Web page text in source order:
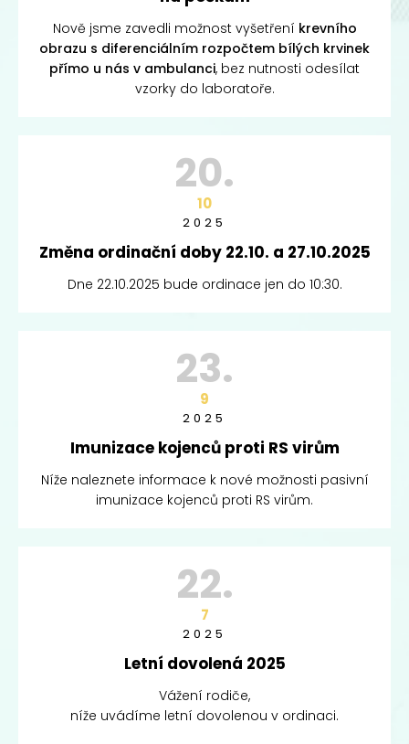
Nově jsme zavedli možnost vyšetření krevního
obrazu s diferenciálním rozpočtem bílých krvinek
přímo u nás v ambulanci, bez nutnosti odesílat
vzorky do laboratoře.
20.
10
2025
Změna ordinační doby 22.10. a 27.10.2025
Dne 22.10.2025 bude ordinace jen do 10:30.
23.
9
2025
Imunizace kojenců proti RS virům
Níže naleznete informace k nové možnosti pasivní
imunizace kojenců proti RS virům.
22.
7
2025
Letní dovolená 2025
Vážení rodiče,
níže uvádíme letní dovolenou v ordinaci.